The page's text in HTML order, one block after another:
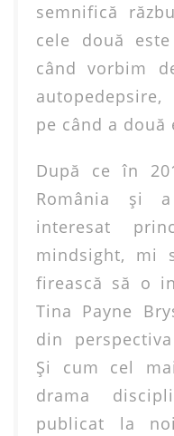
semnifică
cele două
când vorbim
pe când a
După ce în
România şi
interesat
mindsight, mi
firească să o
Tina Payne
din
Şi cum cel
drama
publicat la